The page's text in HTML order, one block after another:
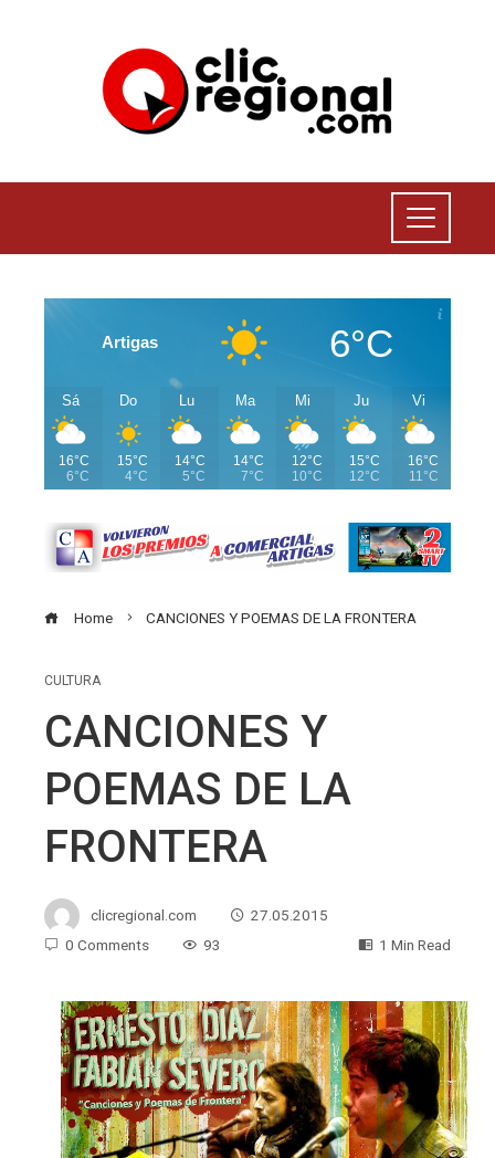
Artigas 6°C
Sá
16°C
6°C
Do
15°C
4°C
Lu
14°C
5°C
Ma
14°C
7°C
Mi
12°C
10°C
Ju
15°C
12°C
Vi
16°C
11°C
Home CANCIONES Y POEMAS DE LA FRONTERA
CULTURA
CANCIONES Y
POEMAS DE LA
FRONTERA
clicregional.com
27.05.2015
0 Comments
93 1 Min Read